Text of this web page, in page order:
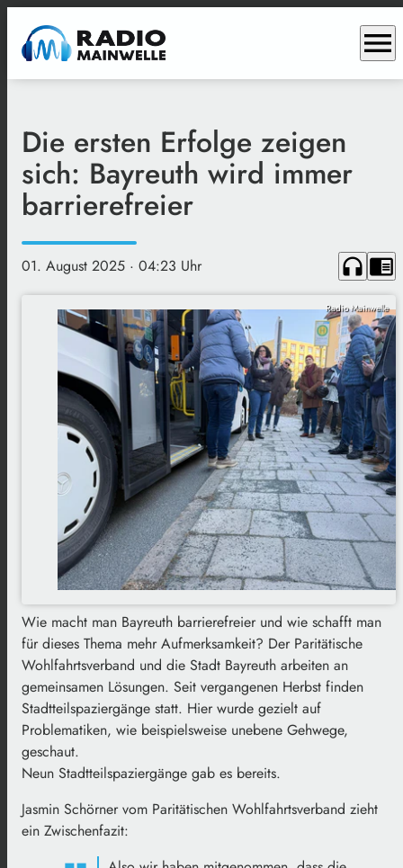
menu
Die ersten Erfolge zeigen
sich: Bayreuth wird immer
barrierefreier
01. August 2025 · 04:23 Uhr headphones chrome_reader_mode
Radio Mainwelle
Wie macht man Bayreuth barrierefreier und wie schafft man
für dieses Thema mehr Aufmerksamkeit? Der Paritätische
Wohlfahrtsverband und die Stadt Bayreuth arbeiten an
gemeinsamen Lösungen. Seit vergangenen Herbst finden
Stadtteilspaziergänge statt. Hier wurde gezielt auf
Problematiken, wie beispielsweise unebene Gehwege,
geschaut.
Neun Stadtteilspaziergänge gab es bereits.
Jasmin Schörner vom Paritätischen Wohlfahrtsverband zieht
ein Zwischenfazit: